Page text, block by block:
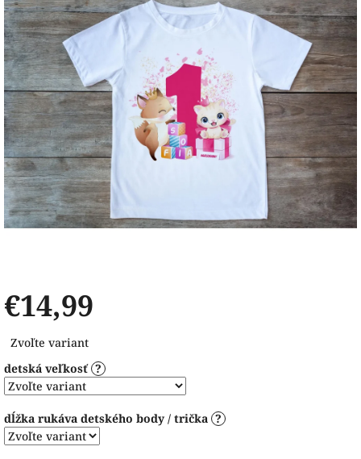
5
hviezdičiek.
€14,99
cena:
Zvoľte variant
detská veľkosť ?
dĺžka rukáva detského body / trička ?